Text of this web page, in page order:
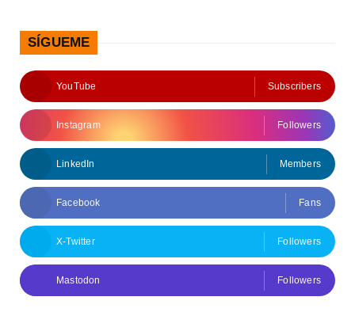
SÍGUEME
YouTube Subscribers
Instagram Followers
LinkedIn Members
Facebook Fans
X-Twitter Followers
Mastodon Followers